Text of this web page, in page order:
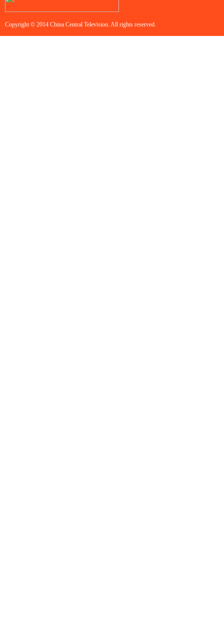
Copyright © 2014 China Central Television. All rights reserved.